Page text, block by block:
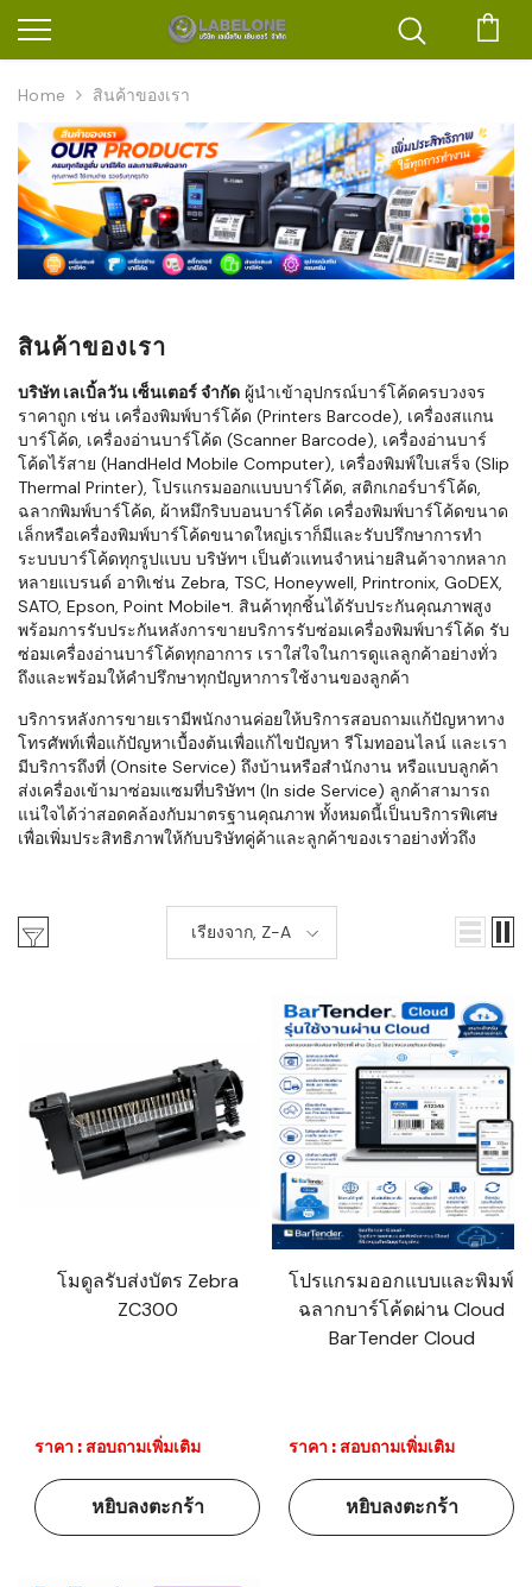
Home สินค้าของเรา
สินค้าของเรา
บริษัท เลเบิ้ลวัน เซ็นเตอร์ จำกัด ผู้นำเข้าอุปกรณ์บาร์โค้ดครบวงจร
ราคาถูก เช่น เครื่องพิมพ์บาร์โค้ด (Printers Barcode), เครื่องสแกน
บาร์โค้ด, เครื่องอ่านบาร์โค้ด (Scanner Barcode), เครื่องอ่านบาร์
โค้ดไร้สาย (HandHeld Mobile Computer), เครื่องพิมพ์ใบเสร็จ (Slip
Thermal Printer), โปรแกรมออกแบบบาร์โค้ด, สติกเกอร์บาร์โค้ด,
ฉลากพิมพ์บาร์โค้ด, ผ้าหมึกริบบอนบาร์โค้ด เครื่องพิมพ์บาร์โค้ดขนาด
เล็กหรือเครื่องพิมพ์บาร์โค้ดขนาดใหญ่เราก็มีและรับปรึกษาการทำ
ระบบบาร์โค้ดทุกรูปแบบ บริษัทฯ เป็นตัวแทนจำหน่ายสินค้าจากหลาก
หลายแบรนด์ อาทิเช่น Zebra, TSC, Honeywell, Printronix, GoDEX,
SATO, Epson, Point Mobileฯ. สินค้าทุกชิ้นได้รับประกันคุณภาพสูง
พร้อมการรับประกันหลังการขายบริการรับซ่อมเครื่องพิมพ์บาร์โค้ด รับ
ซ่อมเครื่องอ่านบาร์โค้ดทุกอาการ เราใส่ใจในการดูแลลูกค้าอย่างทั่ว
ถึงและพร้อมให้คำปรึกษาทุกปัญหาการใช้งานของลูกค้า
บริการหลังการขายเรามีพนักงานค่อยให้บริการสอบถามแก้ปัญหาทาง
โทรศัพท์เพื่อแก้ปัญหาเบื้องต้นเพื่อแก้ไขปัญหา รีโมทออนไลน์ และเรา
มีบริการถึงที่ (Onsite Service) ถึงบ้านหรือสำนักงาน หรือแบบลูกค้า
ส่งเครื่องเข้ามาซ่อมแซมที่บริษัทฯ (In side Service) ลูกค้าสามารถ
แน่ใจได้ว่าสอดคล้องกับมาตรฐานคุณภาพ ทั้งหมดนี้เป็นบริการพิเศษ
เพื่อเพิ่มประสิทธิภาพให้กับบริษัทคู่ค้าและลูกค้าของเราอย่างทั่วถึง
เรียงจาก, Z-A
โมดูลรับส่งบัตร Zebra
ZC300
ราคา : สอบถามเพิ่มเติม
หยิบลงตะกร้า
โปรแกรมออกแบบและพิมพ์
ฉลากบาร์โค้ดผ่าน Cloud
BarTender Cloud
ราคา : สอบถามเพิ่มเติม
หยิบลงตะกร้า